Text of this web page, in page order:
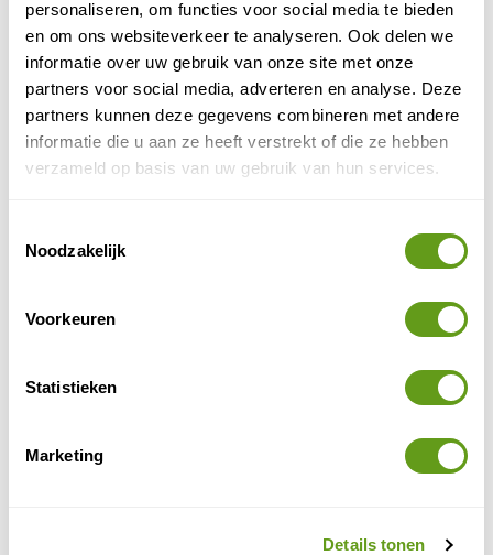
personaliseren, om functies voor social media te bieden
en om ons websiteverkeer te analyseren. Ook delen we
informatie over uw gebruik van onze site met onze
partners voor social media, adverteren en analyse. Deze
partners kunnen deze gegevens combineren met andere
informatie die u aan ze heeft verstrekt of die ze hebben
verzameld op basis van uw gebruik van hun services.
Noodzakelijk
Voorkeuren
Statistieken
Marketing
Details tonen
BEKIJK
Booking.com - Nomad Knokke
Met kinderen naar de Belgische kust? Kei leuk is
Knokke centrum en de Noordzeekust.
6. Natuur bij Damme
Vaart behoort, tot het Brugse Ommeland. De
zijn een aanrader. Tijdens de
Tachtigjarige oorlog vestigden de Spanjaarden zich in
Damme en bouwden om de stad stervormige wallen.
prachtig stukje natuur met moeras, weilanden,